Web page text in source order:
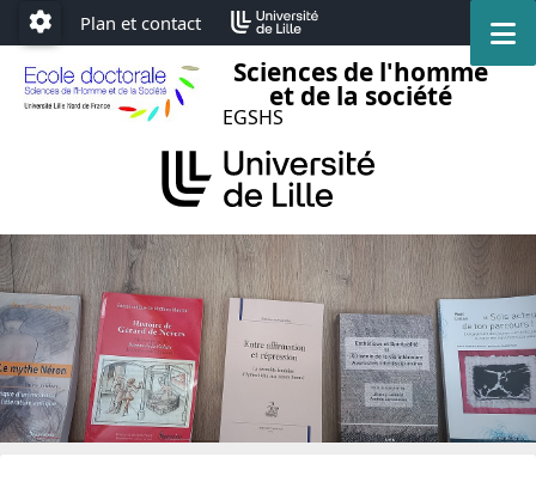
Accéder au menu principal
Accéder au contenu
Paramétrage
Plan et contact
Sciences de l'homme
et de la société
EGSHS